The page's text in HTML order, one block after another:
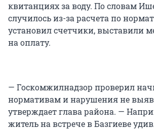
квитанциях за воду. По словам
случилось из-за расчета по
установил счетчики, выставили
на оплату.
— Госкомжилнадзор проверил
нормативам и нарушения не
утверждает глава района. —
житель на встрече в Базгиеве